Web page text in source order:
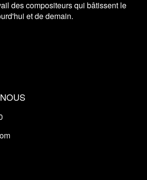
des compositeurs qui bâtissent le
et de demain.